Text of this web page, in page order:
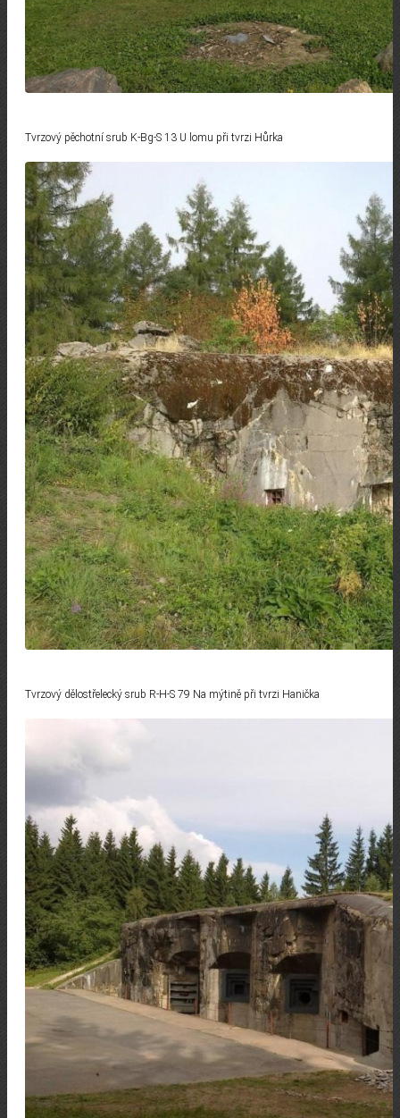
Tvrzový pěchotní srub K-Bg-S 13 U lomu při tvrzi Hůrka
Tvrzový dělostřelecký srub R-H-S 79 Na mýtině při tvrzi Hanička